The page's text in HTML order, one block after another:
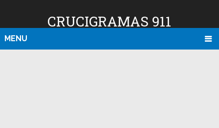
CRUCIGRAMAS 911
MENU